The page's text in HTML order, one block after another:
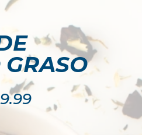
Rango
de